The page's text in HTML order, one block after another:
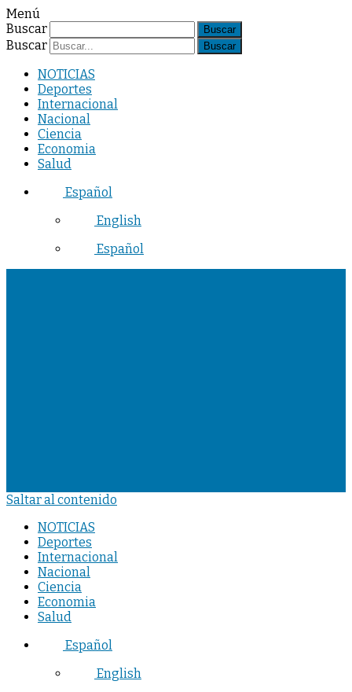
Menú
Buscar
Buscar
NOTICIAS
Deportes
Internacional
Nacional
Ciencia
Economia
Salud
Español
English
Español
Saltar al contenido
NOTICIAS
Deportes
Internacional
Nacional
Ciencia
Economia
Salud
Español
English